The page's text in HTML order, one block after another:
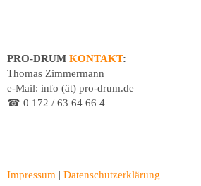
PRO-DRUM KONTAKT:
Thomas Zimmermann
e-Mail: info (ät) pro-drum.de
☎ 0 172 / 63 64 66 4
Impressum | Datenschutzerklärung